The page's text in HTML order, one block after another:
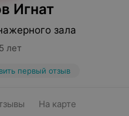
Игнат
зала
лет
первый отзыв
На карте